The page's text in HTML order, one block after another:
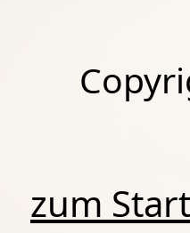
zum Start